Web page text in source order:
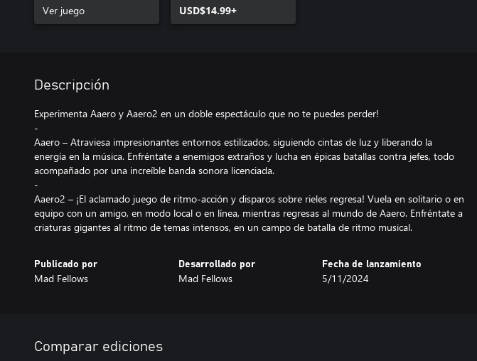
Ver juego USD$14.99+
Descripción
Experimenta Aaero y Aaero2 en un doble espectáculo que no te puedes perder!
-
Aaero – Atraviesa impresionantes entornos estilizados, siguiendo cintas de luz y liberando la
energía en la música. Enfréntate a enemigos extraños y lucha en épicas batallas contra jefes, todo
acompañado por una increíble banda sonora licenciada.
-
Aaero2 – ¡El aclamado juego de ritmo-acción y disparos sobre rieles regresa! Vuela en solitario o en
equipo con un amigo, en modo local o en línea, mientras regresas al mundo de Aaero. Enfréntate a
criaturas gigantes al ritmo de temas intensos, en un campo de batalla de ritmo musical.
Publicado por
Mad Fellows
Desarrollado por
Mad Fellows
Fecha de lanzamiento
5/11/2024
Comparar ediciones